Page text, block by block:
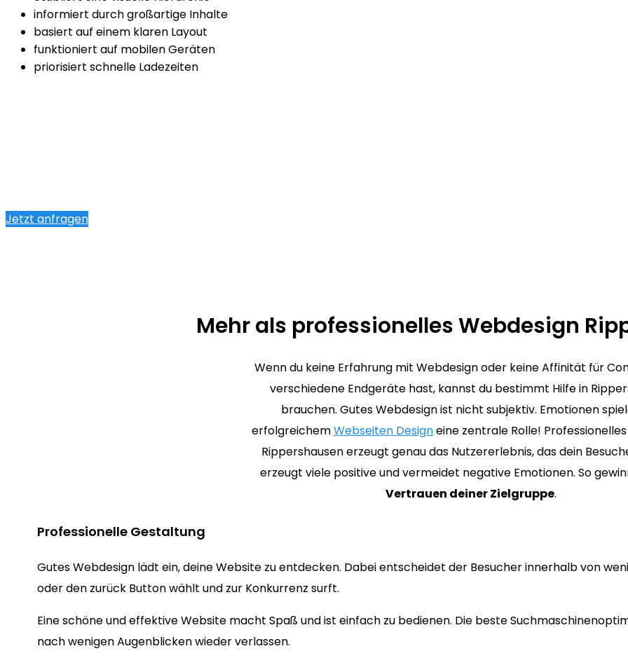
informiert durch großartige Inhalte
basiert auf einem klaren Layout
funktioniert auf mobilen Geräten
priorisiert schnelle Ladezeiten
Jetzt anfragen
Mehr als professionelles Webdesign
Wenn du keine Erfahrung mit Webdesign oder keine Affinität für
verschiedene Endgeräte hast, kannst du bestimmt Hilfe in
brauchen. Gutes Webdesign ist nicht subjektiv. Emotionen
erfolgreichemWebseiten Designeine zentrale Rolle!
Rippershausen erzeugt genau das Nutzererlebnis, das dein
erzeugt viele positive und vermeidet negative Emotionen. So
Vertrauen deiner Zielgruppe.
Professionelle Gestaltung
Gutes Webdesign lädt ein, deine Website zu entdecken. Dabei entscheidet der Besucher innerhalb von
oder den zurück Button wählt und zur Konkurrenz surft.
Eine schöne und effektive Website macht Spaß und ist einfach zu bedienen. Die beste
nach wenigen Augenblicken wieder verlassen.